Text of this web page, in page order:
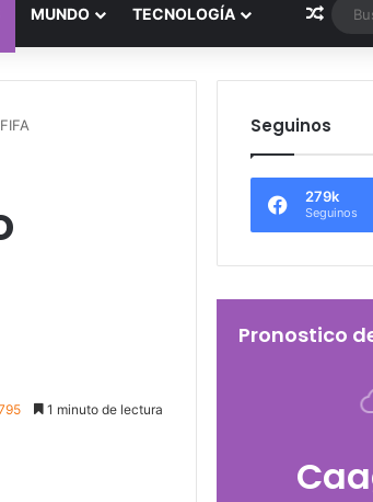
MUNDO TECNOLOGÍA
1 minuto de lectura
Seguinos
279k
Seguinos
Pronostico